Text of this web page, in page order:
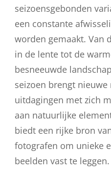
seizoensgebonden
een constante
worden gemaakt. Van
in de lente tot de
besneeuwde
seizoen brengt
uitdagingen met zich
aan natuurlijke
biedt een rijke bron
fotografen om unieke
beelden vast te leggen.